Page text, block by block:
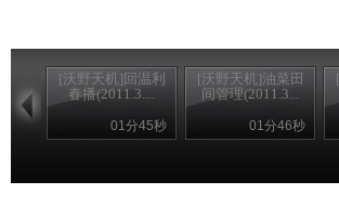
[沃野天机]回温利
春播(2011.3....
01分45秒
[沃野天机]油菜田
间管理(2011.3...
01分46秒